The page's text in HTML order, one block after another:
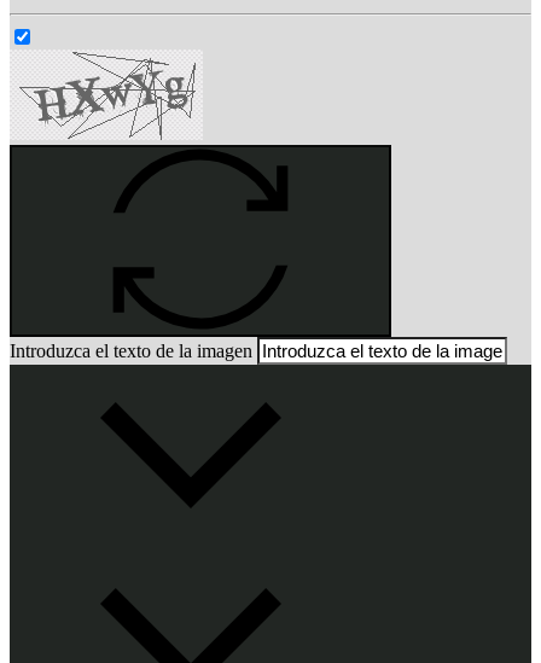
Introduzca el texto de la imagen